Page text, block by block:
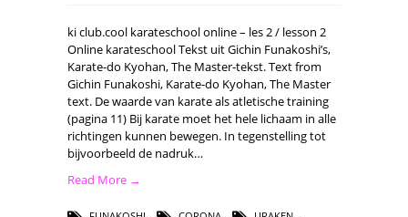
ki club.cool karateschool online – les 2 / lesson 2
Online karateschool Tekst uit Gichin Funakoshi’s,
Karate-do Kyohan, The Master-tekst. Text from
Gichin Funakoshi, Karate-do Kyohan, The Master
text. De waarde van karate als atletische training
(pagina 11) Bij karate moet het hele lichaam in alle
richtingen kunnen bewegen. In tegenstelling tot
bijvoorbeeld de nadruk…
Read More →